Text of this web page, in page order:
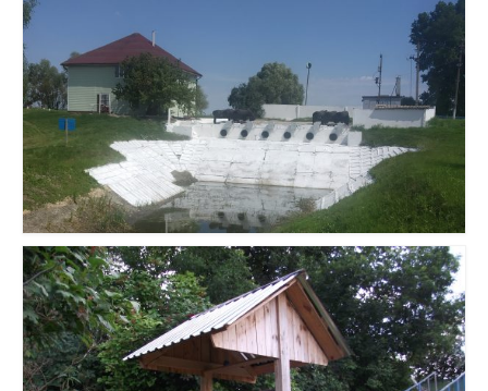
Моніторинг поверхневих вод
Управління інфраструктурою
План діяльності системи енергетичного
менеджменту
Державні закупівлі
Громадянам та бізнесу
Хімічний аналіз вод
Послуги, що надаються